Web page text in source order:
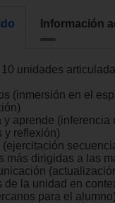
Información
unidades
(inmersión en el
y aprende (inferencia
y reflexión)
(ejercitación
más dirigidas a las
de la unidad en
para el